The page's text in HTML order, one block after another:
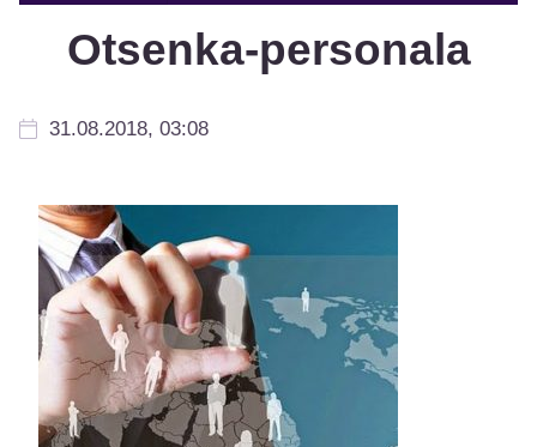
Otsenka-personala
31.08.2018, 03:08